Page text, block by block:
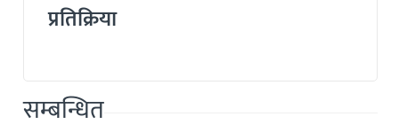
प्रतिक्रिया
सम्बन्धित